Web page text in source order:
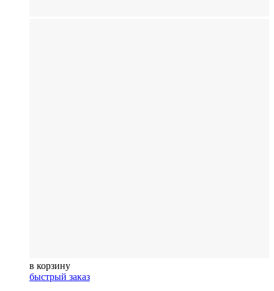
в корзину
быстрый заказ